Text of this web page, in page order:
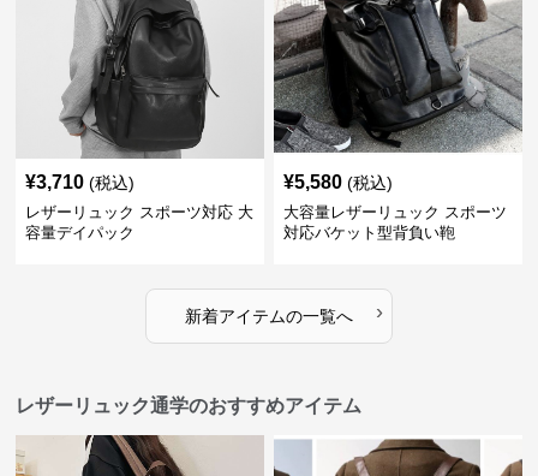
¥3,710 (税込)
レザーリュック スポーツ対応 大
容量デイパック
¥5,580 (税込)
大容量レザーリュック スポーツ
対応バケット型背負い鞄
新着アイテムの一覧へ ›
レザーリュック通学のおすすめアイテム